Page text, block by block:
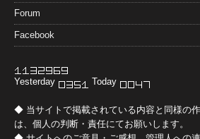
Forum
Facebook
Yesterday Today
◆ 当サイトで掲載されている内容と同様の
は、個人の判断・責任にてお願いします。